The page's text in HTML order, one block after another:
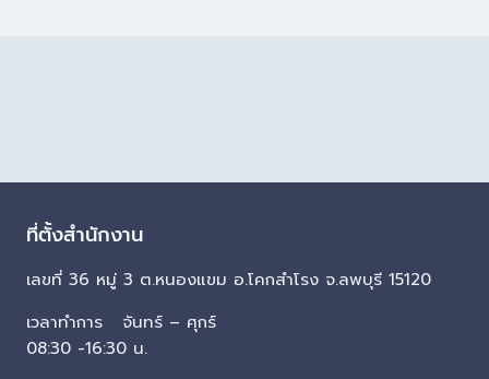
ที่ตั้งสำนักงาน
เลขที่ 36 หมู่ 3 ต.หนองแขม อ.โคกสำโรง จ.ลพบุรี 15120
เวลาทำการ จันทร์ – ศุกร์
08:30 -16:30 น.